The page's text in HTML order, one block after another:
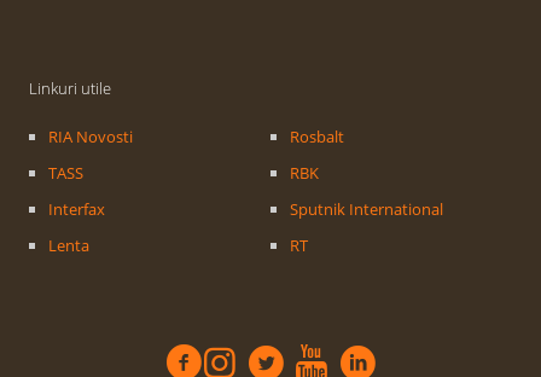
Linkuri utile
RIA Novosti
TASS
Interfax
Lenta
Rosbalt
RBK
Sputnik International
RT